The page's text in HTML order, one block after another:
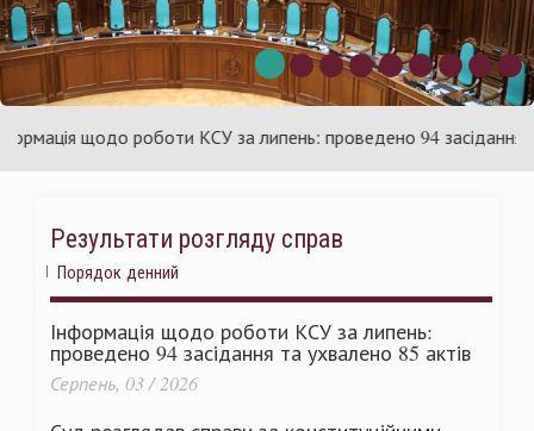
Суд
щодо роботи КСУ за липень: проведено 94 засідання та
Результати розгляду справ
Порядок денний
Інформація щодо роботи КСУ за липень:
проведено 94 засідання та ухвалено 85 актів
Серпень, 03 / 2026